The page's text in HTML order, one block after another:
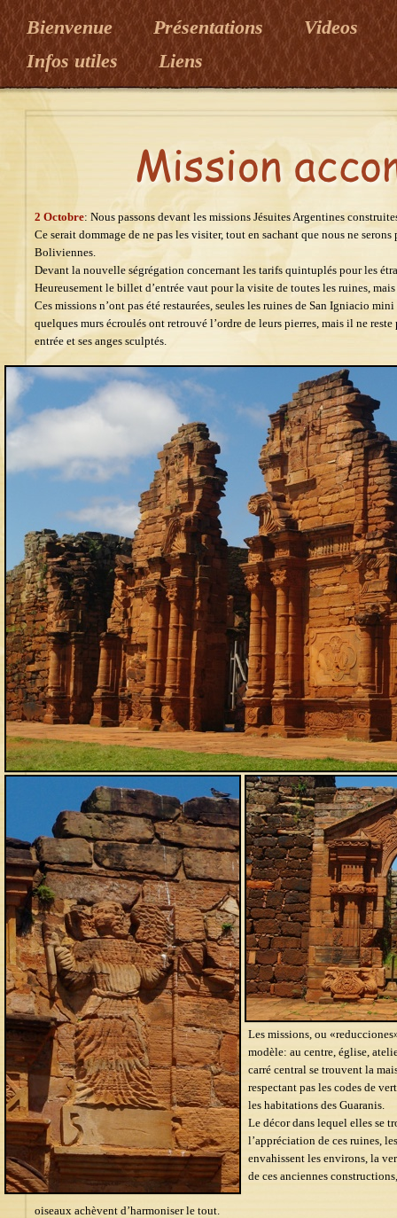
Bienvenue Présentations
Videos
Infos utiles
Liens
2 Octobre: Nous passons devant les missions Jésuites Argentines
Ce serait dommage de ne pas les visiter, tout en sachant que nous ne
Boliviennes.
Devant la nouvelle ségrégation concernant les tarifs quintuplés pour les
Heureusement le billet d’entrée vaut pour la visite de toutes les ruines, mais
Ces missions n’ont pas été restaurées, seules les ruines de San Igniacio
quelques murs écroulés ont retrouvé l’ordre de leurs pierres, mais il ne
entrée et ses anges sculptés.
Les missions, ou
modèle: au centre, église,
carré central se trouvent la
respectant pas les codes de
les habitations des Guaranis.
Le décor dans lequel elles se
l’appréciation de ces ruines,
envahissent les environs, la
de ces anciennes
oiseaux achèvent d’harmoniser le tout.